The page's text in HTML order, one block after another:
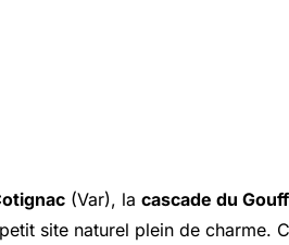
(Var), la cascade du
site naturel plein de charme.